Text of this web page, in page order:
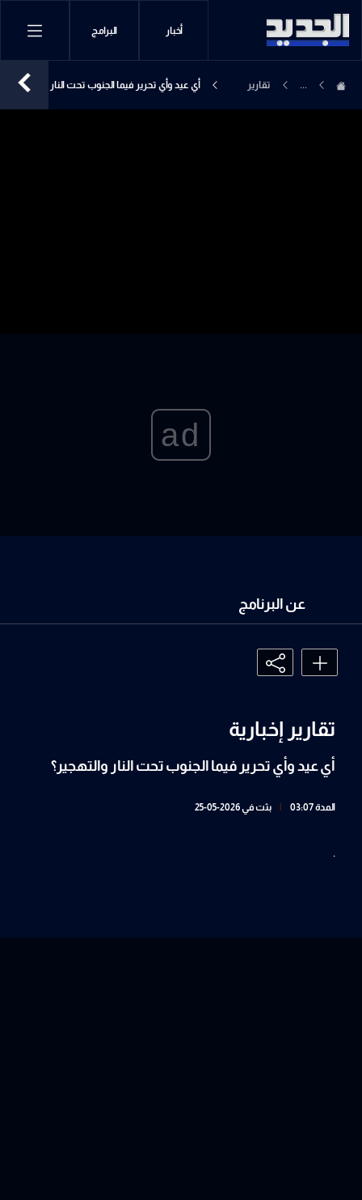
أخبار البرامج
...
تقارير
أي عيد وأي تحرير فيما الجنوب تحت النار
ad
عن البرنامج
تقارير إخبارية
أي عيد وأي تحرير فيما الجنوب تحت النار والتهجير؟
المدة 03:07 بثت في 2026-05-25
.